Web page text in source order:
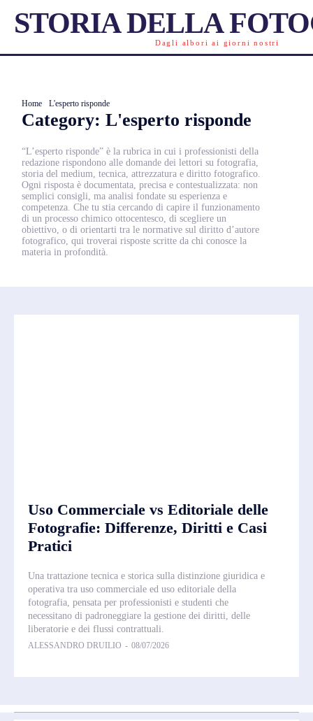
STORIA DELLA
Dagli albori ai giorni nostri
Home L'esperto risponde
Category: L'esperto risponde
“L’esperto risponde” è la rubrica in cui i professionisti della
redazione rispondono alle domande dei lettori su fotografia,
storia del medium, tecnica, attrezzatura e diritto fotografico.
Ogni risposta è documentata, precisa e contestualizzata: non
semplici consigli, ma analisi fondate su esperienza e
competenza. Che tu stia cercando di capire il funzionamento
di un processo chimico ottocentesco, di scegliere un
obiettivo, o di orientarti tra le normative sul diritto d’autore
fotografico, qui troverai risposte scritte da chi conosce la
materia in profondità.
Uso Commerciale vs Editoriale delle
Fotografie: Differenze, Diritti e Casi
Pratici
Una trattazione tecnica e storica sulla distinzione giuridica e
operativa tra uso commerciale ed uso editoriale della
fotografia, pensata per professionisti e studenti che
necessitano di padroneggiare la gestione dei diritti, delle
liberatorie e dei flussi contrattuali.
ALESSANDRO DRUILIO - 08/07/2026